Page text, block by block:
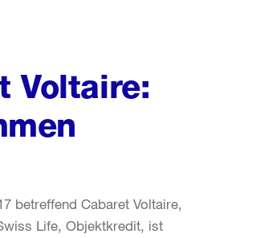
Voltaire:
betreffend Cabaret Voltaire,
Life, Objektkredit, ist